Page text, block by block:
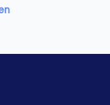
Merksem